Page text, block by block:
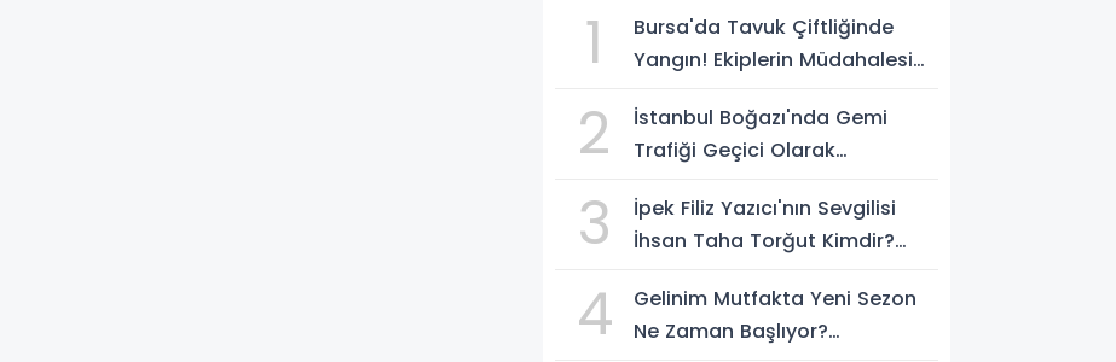
1
Bursa'da Tavuk Çiftliğinde
Yangın! Ekiplerin Müdahalesi
2
İstanbul Boğazı'nda Gemi
Trafiği Geçici Olarak
3
İpek Filiz Yazıcı'nın Sevgilisi
İhsan Taha Torğut Kimdir?
Ediliyor
4
Gelinim Mutfakta Yeni Sezon
Ne Zaman Başlıyor?